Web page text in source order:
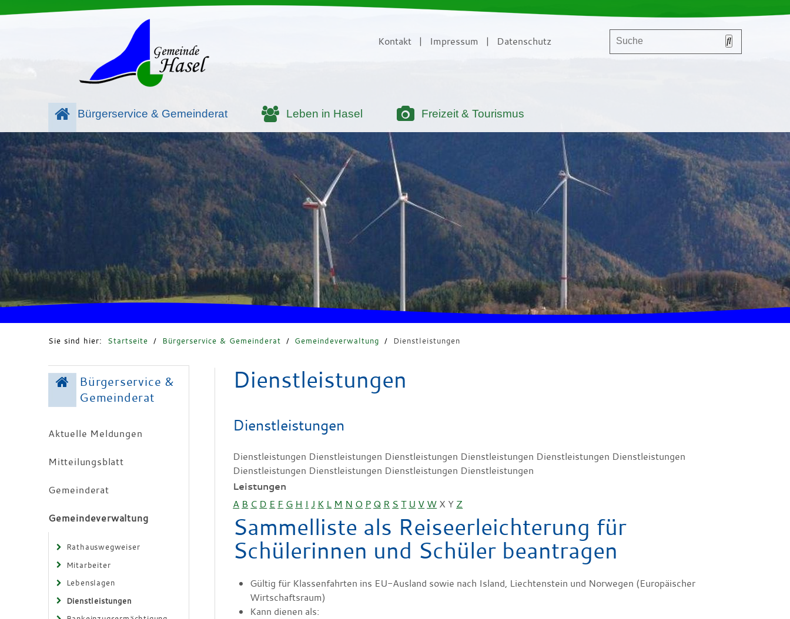
Kontakt | Impressum | Datenschutz
Bürgerservice & Gemeinderat Leben in Hasel Freizeit & Tourismus
Sie sind hier: Startseite / Bürgerservice & Gemeinderat / Gemeindeverwaltung / Dienstleistungen
Bürgerservice &
Gemeinderat
Aktuelle Meldungen
Mitteilungsblatt
Gemeinderat
Gemeindeverwaltung
Rathauswegweiser
Mitarbeiter
Lebenslagen
Dienstleistungen
Dienstleistungen
Dienstleistungen
Dienstleistungen Dienstleistungen Dienstleistungen Dienstleistungen Dienstleistungen Dienstleistungen
Dienstleistungen Dienstleistungen Dienstleistungen Dienstleistungen
Leistungen
A B C D E F G H I J K L M N O P Q R S T U V W X Y Z
Sammelliste als Reiseerleichterung für
Schülerinnen und Schüler beantragen
Gültig für Klassenfahrten ins EU-Ausland sowie nach Island, Liechtenstein und Norwegen (Europäischer
Wirtschaftsraum)
Kann dienen als: